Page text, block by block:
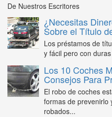
De Nuestros Escritores
¿Necesitas
Sobre el Título
Los préstamos de
y fácil pero con
Los 10 Coches
Consejos Para
El robo de coches
formas de prevenirlo
robados...